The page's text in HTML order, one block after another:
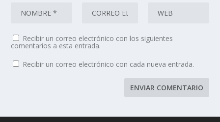
Recibir un correo electrónico con los siguientes
comentarios a esta entrada.
Recibir un correo electrónico con cada nueva entrada.